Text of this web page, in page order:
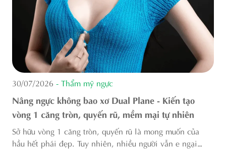
30/07/2026 - Thẩm mỹ ngực
Nâng ngực không bao xơ Dual Plane - Kiến tạo
vòng 1 căng tròn, quyến rũ, mềm mại tự nhiên
Sở hữu vòng 1 căng tròn, quyến rũ là mong muốn của
hầu hết phái đẹp. Tuy nhiên, nhiều người vẫn e ngại